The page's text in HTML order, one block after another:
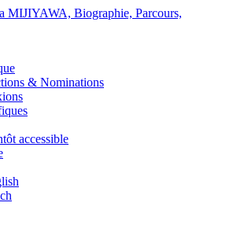
& Nominations
accessible